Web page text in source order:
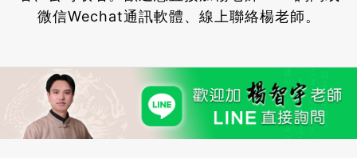
微信Wechat通訊軟體、線上聯絡楊老師。